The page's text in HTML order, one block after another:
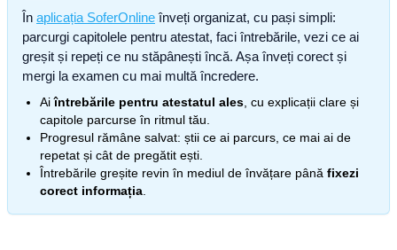
În aplicația SoferOnline înveți organizat, cu pași simpli:
parcurgi capitolele pentru atestat, faci întrebările, vezi ce ai
greșit și repeți ce nu stăpânești încă. Așa înveți corect și
mergi la examen cu mai multă încredere.
Aiîntrebările pentru atestatul ales , cu explicații clare și
capitole parcurse în ritmul tău.
Progresul rămâne salvat: știi ce ai parcurs, ce mai ai de
repetat și cât de pregătit ești.
Întrebările greșite revin în mediul de învățare până fixezi
corect informația